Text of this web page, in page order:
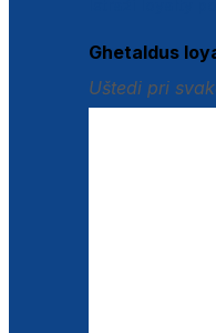
Ghetaldus
Uštedi pri